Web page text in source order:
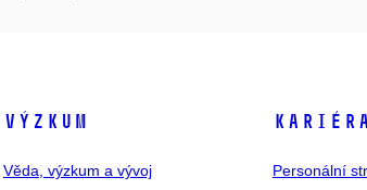
VÝZKUM
Věda, výzkum a vývoj
KARIÉRA
Personální